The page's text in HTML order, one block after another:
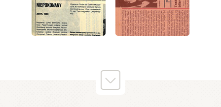
wydanie: 36/1984 wydanie: 36/1984